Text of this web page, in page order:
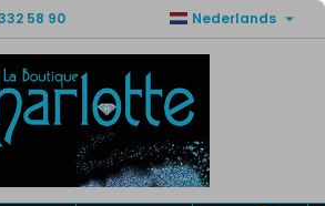
58 90 Nederlands 
×
verlanglijst ×
×
zijn om producten in uw verlanglijst
Annuleren Inloggen